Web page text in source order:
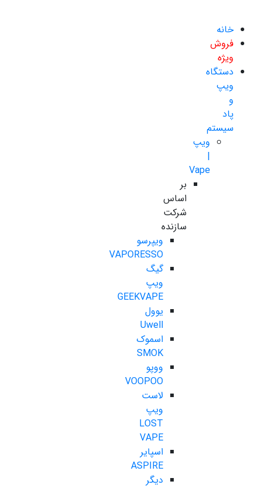
خانه
فروش
ویژه
دستگاه
ویپ
و
پاد
سیستم
ویپ
|
Vape
بر
اساس
شرکت
سازنده
ویپرسو
VAPORESSO
گیگ
ویپ
GEEKVAPE
یوول
Uwell
اسموک
SMOK
ووپو
VOOPOO
لاست
ویپ
LOST
VAPE
اسپایر
ASPIRE
دیگر